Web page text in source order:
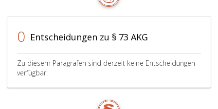
0 Entscheidungen zu § 73 AKG
Zu diesem Paragrafen sind derzeit keine Entscheidungen
verfügbar.